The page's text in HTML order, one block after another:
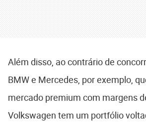
Além disso, ao contrário de
BMW e Mercedes, por exemplo,
mercado premium com margens
Volkswagen tem um portfólio